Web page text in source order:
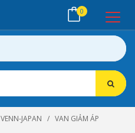
0
VENN-JAPAN VAN GIẢM ÁP